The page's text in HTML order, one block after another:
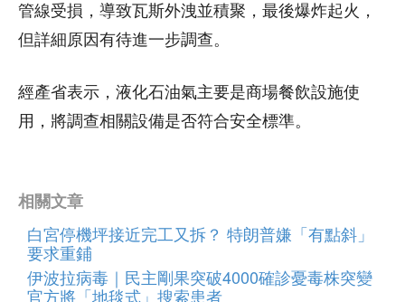
管線受損，導致瓦斯外洩並積聚，最後爆炸起火，
但詳細原因有待進一步調查。
經產省表示，液化石油氣主要是商場餐飲設施使
用，將調查相關設備是否符合安全標準。
相關文章
白宮停機坪接近完工又拆？ 特朗普嫌「有點斜」
要求重鋪
伊波拉病毒｜民主剛果突破4000確診憂毒株突變
官方將「地毯式」搜索患者